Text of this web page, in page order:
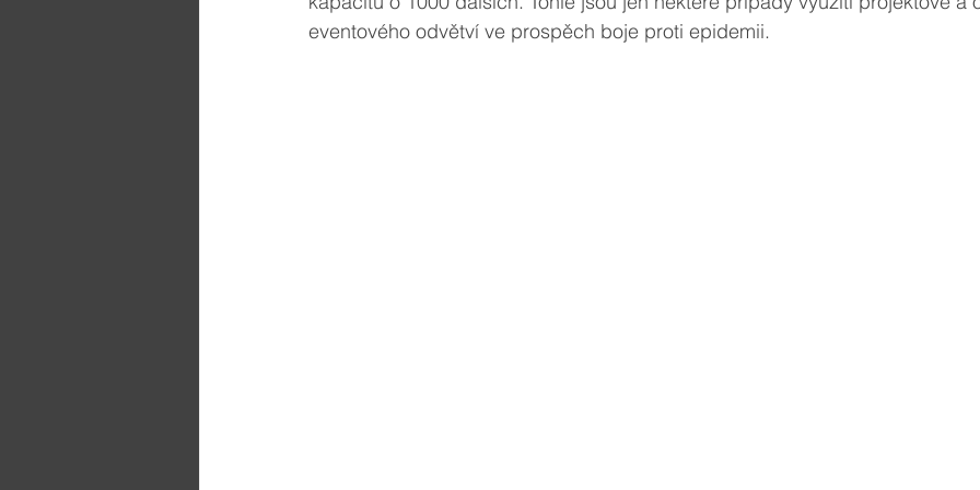
eventového odvětví ve prospěch boje proti epidemii.